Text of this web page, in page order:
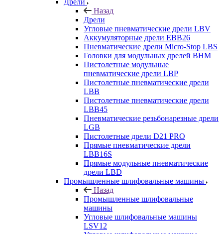
Дрели
Назад
Дрели
Угловые пневматические дрели LBV
Аккумуляторные дрели EBB26
Пневматические дрели Micro-Stop LBS
Головки для модульных дрелей BHM
Пистолетные модульные
пневматические дрели LBP
Пистолетные пневматические дрели
LBB
Пистолетные пневматические дрели
LBB45
Пневматические резьбонарезные дрели
LGB
Пистолетные дрели D21 PRO
Прямые пневматические дрели
LBB16S
Прямые модульные пневматические
дрели LBD
Промышленные шлифовальные машины
Назад
Промышленные шлифовальные
машины
Угловые шлифовальные машины
LSV12